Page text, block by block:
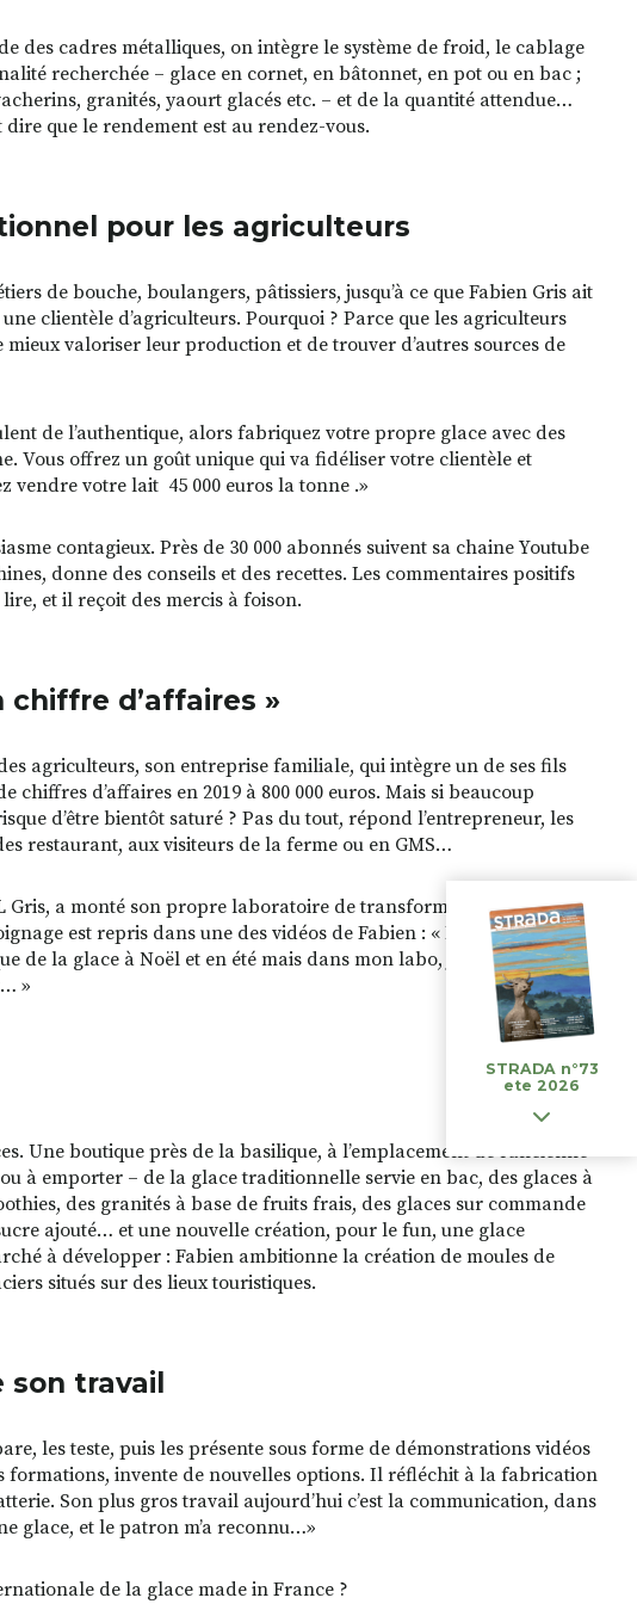
des cadres métalliques, on intègre le système de froid, le cablage
recherchée – glace en cornet, en bâtonnet, en pot ou en bac ;
granités, yaourt glacés etc. – et de la quantité attendue…
que le rendement est au rendez-vous.
pour les agriculteurs
de bouche, boulangers, pâtissiers, jusqu’à ce que Fabien Gris ait
clientèle d’agriculteurs. Pourquoi ? Parce que les agriculteurs
valoriser leur production et de trouver d’autres sources de
de l’authentique, alors fabriquez votre propre glace avec des
Vous offrez un goût unique qui va fidéliser votre clientèle et
vendre votre lait 45 000 euros la tonne .»
contagieux. Près de 30 000 abonnés suivent sa chaine Youtube
donne des conseils et des recettes. Les commentaires positifs
et il reçoit des mercis à foison.
d’affaires »
agriculteurs, son entreprise familiale, qui intègre un de ses fils
chiffres d’affaires en 2019 à 800 000 euros. Mais si beaucoup
d’être bientôt saturé ? Pas du tout, répond l’entrepreneur, les
restaurant, aux visiteurs de la ferme ou en GMS…
Gris, a monté son propre laboratoire de transformation. Elle
est repris dans une des vidéos de Fabien : « Du moment qu’on
de la glace à Noël et en été mais dans mon labo, je fais aussi des
»
Une boutique près de la basilique, à l’emplacement de l’ancienne
à emporter – de la glace traditionnelle servie en bac, des glaces à
des granités à base de fruits frais, des glaces sur commande
ajouté… et une nouvelle création, pour le fun, une glace
à développer : Fabien ambitionne la création de moules de
situés sur des lieux touristiques.
travail
les teste, puis les présente sous forme de démonstrations vidéos
formations, invente de nouvelles options. Il réfléchit à la fabrication
Son plus gros travail aujourd’hui c’est la communication, dans
glace, et le patron m’a reconnu…»
de la glace made in France ?
STRADA n°73
ete 2026